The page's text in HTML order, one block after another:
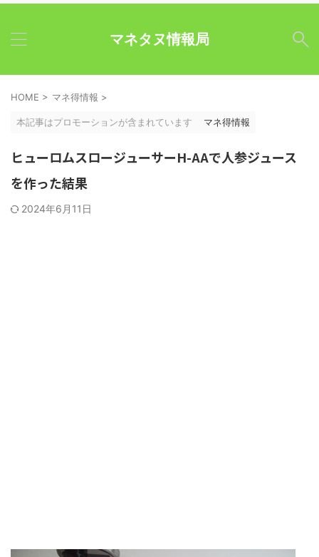
マネタヌ情報局
HOME > マネ得情報 >
本記事はプロモーションが含まれています マネ得情報
ヒューロムスロージューサーH-AAで人参ジュース
を作った結果
2024年6月11日